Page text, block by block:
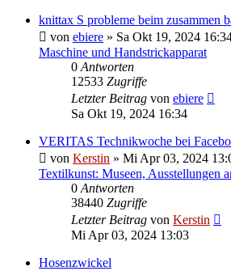
knittax S probleme beim zusammen
von ebiere » Sa Okt 19, 2024
Maschine und Handstrickapparat
0 Antworten
12533 Zugriffe
Letzter Beitrag von ebiere
Sa Okt 19, 2024 16:34
VERITAS Technikwoche bei
von Kerstin » Mi Apr 03, 2024
Textilkunst: Museen, Ausstellungen
0 Antworten
38440 Zugriffe
Letzter Beitrag von Kerstin
Mi Apr 03, 2024 13:03
Hosenzwickel